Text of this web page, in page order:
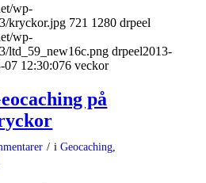
wp-
kryckor.jpg 721 1280 drpeel
wp-
ltd_59_new16c.png drpeel2013-
07 12:30:076 veckor
på
/ iGeocaching,